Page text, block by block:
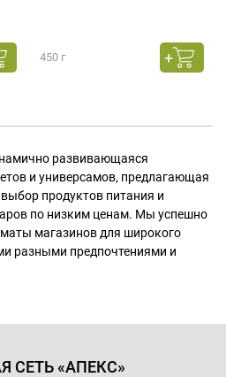
450 г
развивающаяся
и универсамов, предлагающая
продуктов питания и
по низким ценам. Мы успешно
магазинов для широкого
разными предпочтениями и
СЕТЬ «АПЕКС»